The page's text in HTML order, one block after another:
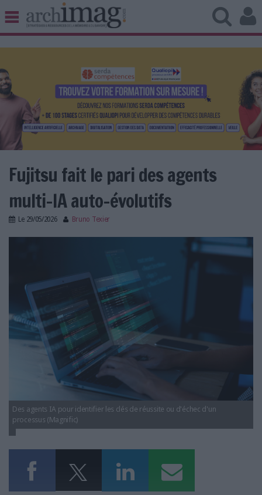
BIBLIOTHÈQUE ÉDITION
UNIVERS DATA
TRAVAIL COLLABORATIF
VIE NUMÉRIQUE
NUMÉRIQUE RESPONSABLE
LES DOSSIERS
LES BASES DE DONNÉES
L'ESPACE EMPLOI
L'AGENDA
L'ANNUAIRE DES ACTEURS
LES LIVRES BLANCS
LES SUPPLÉMENTS
NOS OFFRES D'ABONNEMENTS
Fujitsu fait le pari des agents
multi-IA auto-évolutifs
Le 29/05/2026 Bruno Texier
Des agents IA pour identifier les clés de réussite ou d'échec d'un
processus (Magnific)